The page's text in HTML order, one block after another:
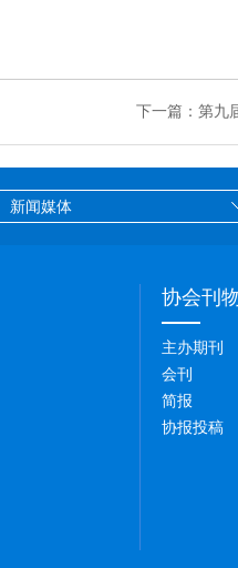
下一篇：第九
协会刊
主办期刊
会刊
简报
协报投稿